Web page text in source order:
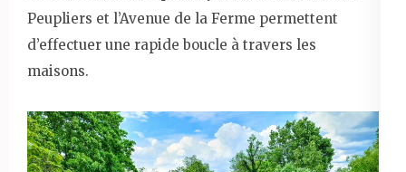
Peupliers et l’Avenue de la Ferme permettent
d’effectuer une rapide boucle à travers les
maisons.